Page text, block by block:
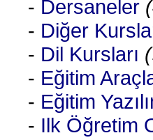
- Dersaneler
- Diğer
- Dil Kursları
- Eğitim
- Eğitim
- Ilk Öğretim